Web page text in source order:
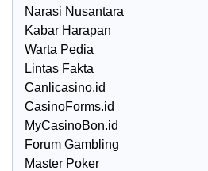
Narasi Nusantara
Kabar Harapan
Warta Pedia
Lintas Fakta
Canlicasino.id
CasinoForms.id
MyCasinoBon.id
Forum Gambling
Master Poker